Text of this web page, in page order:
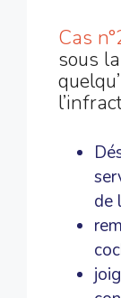
Cas
sous
de